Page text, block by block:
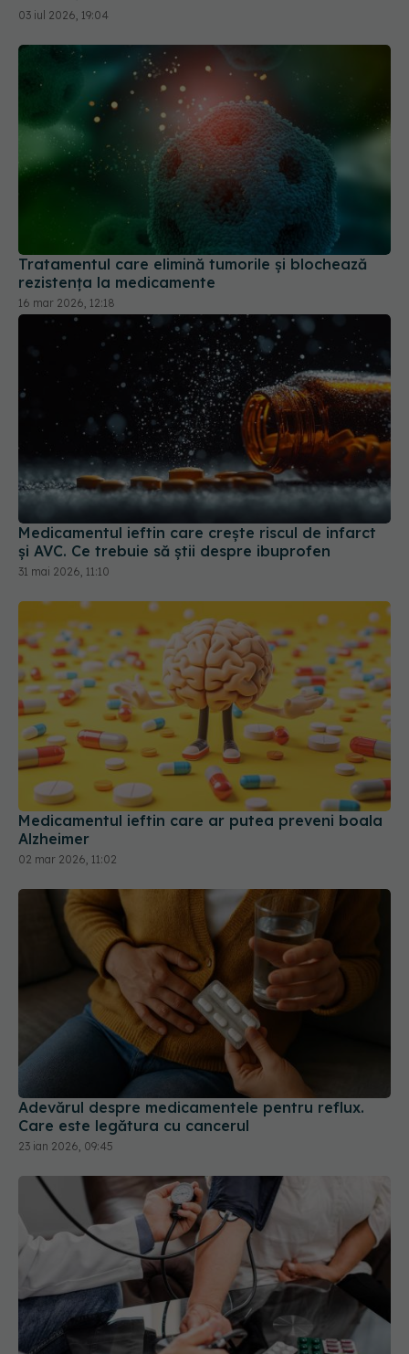
03 iul 2026, 19:04
Tratamentul care elimină tumorile și blochează
rezistența la medicamente
16 mar 2026, 12:18
Medicamentul ieftin care crește riscul de infarct
și AVC. Ce trebuie să știi despre ibuprofen
31 mai 2026, 11:10
Medicamentul ieftin care ar putea preveni boala
Alzheimer
02 mar 2026, 11:02
Adevărul despre medicamentele pentru reflux.
Care este legătura cu cancerul
23 ian 2026, 09:45